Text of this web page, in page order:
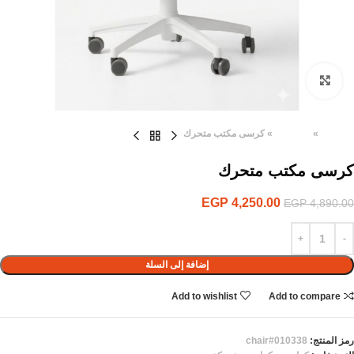
»
» كرسى مكتب متحرك
كرسى مكتب متحرك
EGP4,890.00
EGP 4,250.00
إضافة إلى السلة
Add to compare
Add to wishlist
رمز المنتج: chair#010338